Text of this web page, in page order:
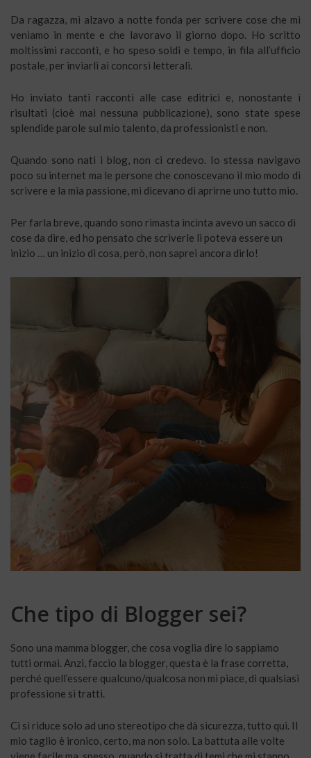
Da ragazza, mi alzavo a notte fonda per scrivere cose che mi
veniamo in mente e che lavoravo il giorno dopo. Ho scritto
moltissimi racconti, e ho speso soldi e tempo, in fila all’ufficio
postale, per inviarli ai concorsi letterali.
Ho inviato tanti racconti alle case editrici e, nonostante i
risultati (cioè mai nessuna pubblicazione), sono state spese
splendide parole sul mio talento, da professionisti e non.
Quando sono nati i blog, non ci credevo. Io stessa navigavo
poco su internet ma le persone che conoscevano il mio modo di
scrivere e la mia passione, mi dicevano di aprirne uno tutto mio.
Per farla breve, quando sono rimasta incinta avevo un sacco di
cose da dire, ed ho pensato che scriverle lì poteva essere un
inizio … un inizio di cosa, però, non saprei ancora dirlo!
Che tipo di Blogger sei?
Sono una mamma blogger, che cosa voglia dire lo sappiamo
tutti ormai. Anzi, faccio la blogger, questa è la frase corretta,
perché quell’essere qualcuno/qualcosa non mi piace, di qualsiasi
professione si tratti.
Ci si riduce solo ad uno stereotipo che dà sicurezza, tutto qui. Il
mio taglio è ironico, certo, ma non solo. La battuta alle volte